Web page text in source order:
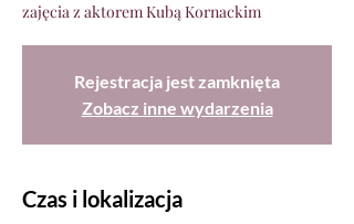
zajęcia z aktorem Kubą Kornackim
Rejestracja jest zamknięta
Zobacz inne wydarzenia
Czas i lokalizacja